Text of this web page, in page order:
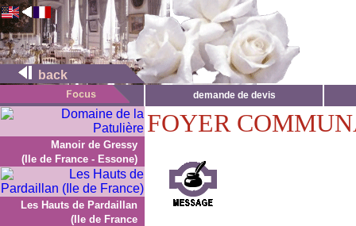
back
demande de devis
Manoir de Gressy
(Ile de France - Essone)
Les Hauts de Pardaillan
(Ile de France
FOYER